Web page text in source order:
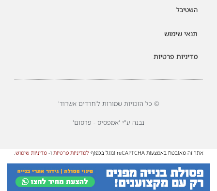
השטיבל
תנאי שימוש
מדיניות פרטיות
© כל הזכויות שמורות ל'חרדים אשדוד'
נבנה ע"י 'אמפסיס - פרסום'
אתר זה מאובטח באמצעות reCAPTCHA וגוגל בכפוף למדיניות פרטיות ו-מדיניות שימוש